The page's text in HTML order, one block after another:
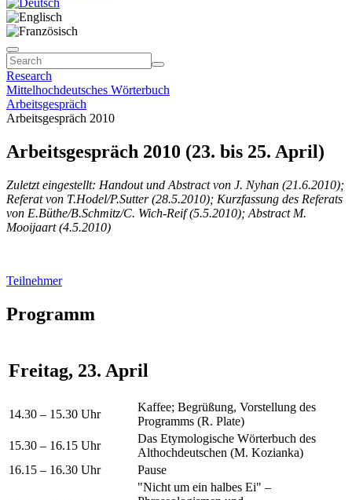
Research
Mittelhochdeutsches Wörterbuch
Arbeitsgespräch
Arbeitsgespräch 2010
Arbeitsgespräch 2010 (23. bis 25. April)
Zuletzt eingestellt: Handout und Abstract von J. Nyhan (21.6.2010);
Referat von T.Hodel/P.Sutter (28.5.2010); Kurzfassung des Referats
von E.Büthe/B.Schmitz/C. Wich-Reif (5.5.2010); Abstract M.
Mooijaart (4.5.2010)
Teilnehmer
Programm
Freitag, 23. April
14.30 – 15.30 Uhr
Kaffee; Begrüßung, Vorstellung des
Programms (R. Plate)
15.30 – 16.15 Uhr
Das Etymologische Wörterbuch des
Althochdeutschen (M. Kozianka)
16.15 – 16.30 Uhr
Pause
"Nicht um ein halbes Ei" –